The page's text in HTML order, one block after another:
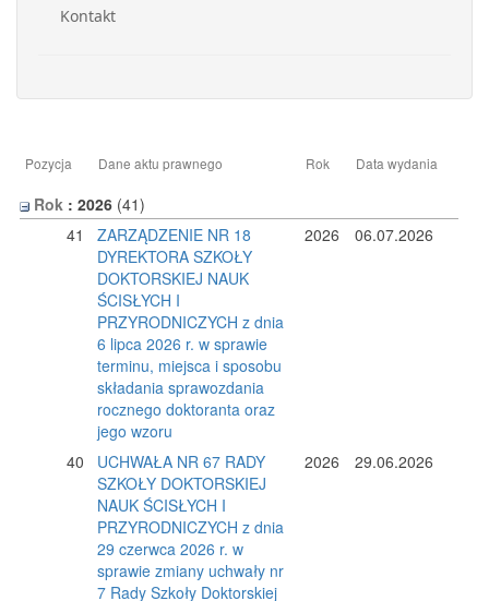
Kontakt
Pozycja Dane aktu prawnego Rok Data wydania
Rok : 2026 ‎(41)
41
ZARZĄDZENIE NR 18
DYREKTORA SZKOŁY
DOKTORSKIEJ NAUK
ŚCISŁYCH I
PRZYRODNICZYCH z dnia
6 lipca 2026 r. w sprawie
terminu, miejsca i sposobu
składania sprawozdania
rocznego doktoranta oraz
jego wzoru
2026 06.07.2026
40
UCHWAŁA NR 67 RADY
SZKOŁY DOKTORSKIEJ
NAUK ŚCISŁYCH I
PRZYRODNICZYCH z dnia
29 czerwca 2026 r. w
sprawie zmiany uchwały nr
7 Rady Szkoły Doktorskiej
2026 29.06.2026